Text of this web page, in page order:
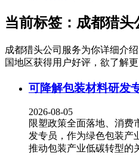
当前标签： 成都猎头
成都猎头公司服务为你详细介绍
国地区获得用户好评，欲了解
可降解包装材料研发
2026-08-05
限塑政策全面落地、消费
发专员，作为绿色包装产
推动包装产业低碳转型的